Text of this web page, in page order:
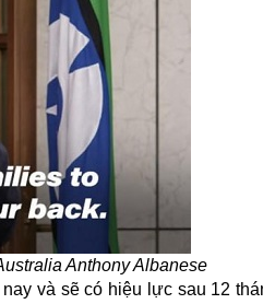
Anthony Albanese
và sẽ có hiệu lực sau 12